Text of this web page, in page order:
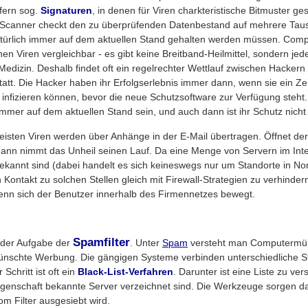
sog. Signaturen , in denen für Viren charkteristische Bitmuster
checkt den zu überprüfenden Datenbestand auf mehrere
immer auf dem aktuellen Stand gehalten werden müssen.
Viren vergleichbar - es gibt keine Breitband-Heilmittel, sondern
Deshalb findet oft ein regelrechter Wettlauf zwischen
Die Hacker haben ihr Erfolgserlebnis immer dann, wenn sie ein
können, bevor die neue Schutzsoftware zur Verfügung
auf dem aktuellen Stand sein, und auch dann ist ihr Schutz
Viren werden über Anhänge in der E-Mail übertragen. Öffnet
nimmt das Unheil seinen Lauf. Da eine Menge von Servern im
sind (dabei handelt es sich keineswegs nur um Standorte in
Kontakt zu solchen Stellen gleich mit Firewall-Strategien zu
sich der Benutzer innerhalb des Firmennetzes bewegt.
Aufgabe der Spamfilter. Unter Spam versteht man
Werbung. Die gängigen Systeme verbinden unterschiedliche
Schritt ist oft ein Black-List-Verfahren. Darunter ist eine Liste zu
bekannte Server verzeichnet sind. Die Werkzeuge sorgen
Filter ausgesiebt wird.